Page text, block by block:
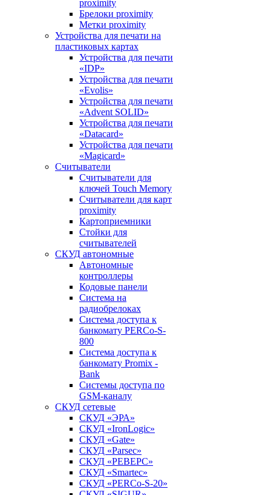
proximitу
Брелоки proximity
Метки proximity
Устройства для печати на
пластиковых картах
Устройства для печати
«IDP»
Устройства для печати
«Evolis»
Устройства для печати
«Advent SOLID»
Устройства для печати
«Datacard»
Устройства для печати
«Magicard»
Считыватели
Считыватели для
ключей Touch Memory
Считыватели для карт
proximity
Картоприемники
Стойки для
считывателей
СКУД автономные
Автономные
контроллеры
Кодовые панели
Система на
радиобрелоках
Система доступа к
банкомату PERCo-S-
800
Система доступа к
банкомату Promix -
Bank
Системы доступа по
GSM-каналу
СКУД сетевые
СКУД «ЭРА»
СКУД «IronLogic»
СКУД «Gate»
СКУД «Parsec»
СКУД «РЕВЕРС»
СКУД «Smartec»
СКУД «PERCo-S-20»